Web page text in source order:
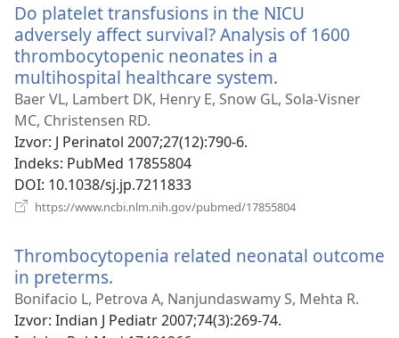
prozor)
Do platelet transfusions in the NICU
adversely affect survival? Analysis of 1600
thrombocytopenic neonates in a
multihospital healthcare system.
se
Baer VL, Lambert DK, Henry E, Snow GL, Sola-Visner
MC, Christensen RD.
Izvor‎: J Perinatol 2007;27(12):790-6.
Indeks‎: PubMed 17855804
DOI‎: 10.1038/sj.jp.7211833
https://www.ncbi.nlm.nih.gov/pubmed/17855804
prozor)
Thrombocytopenia related neonatal outcome
in preterms.
se
novi
Bonifacio L, Petrova A, Nanjundaswamy S, Mehta R.
Izvor‎: Indian J Pediatr 2007;74(3):269-74.